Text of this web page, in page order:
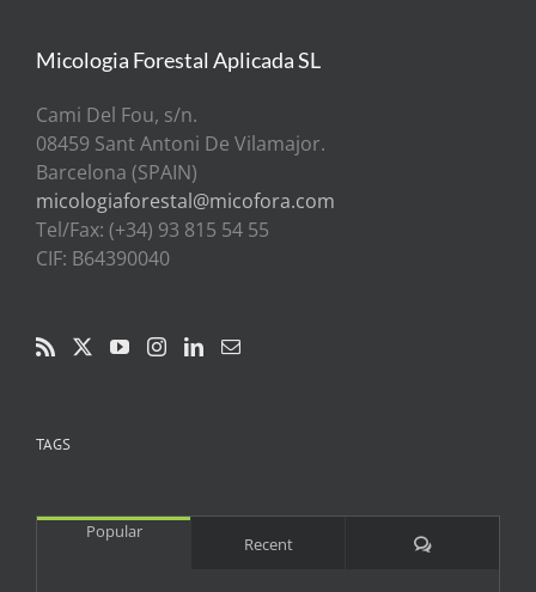
Micologia Forestal Aplicada SL
Cami Del Fou, s/n.
08459 Sant Antoni De Vilamajor.
Barcelona (SPAIN)
micologiaforestal@micofora.com
Tel/Fax: (+34) 93 815 54 55
CIF: B64390040
TAGS
Popular
Recent Comments